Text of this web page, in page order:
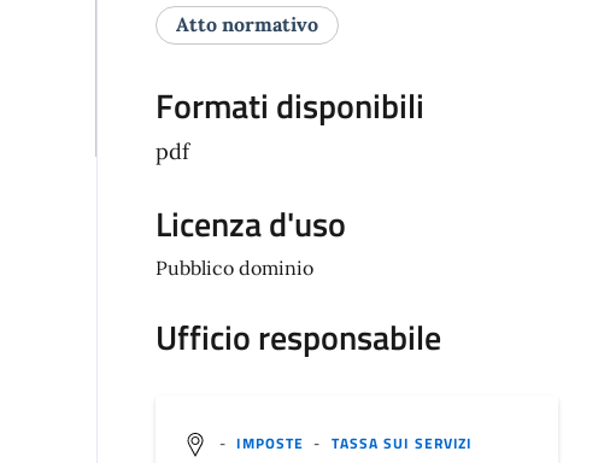
Atto normativo
Formati disponibili
pdf
Licenza d'uso
Pubblico dominio
Ufficio responsabile
- IMPOSTE - TASSA SUI SERVIZI